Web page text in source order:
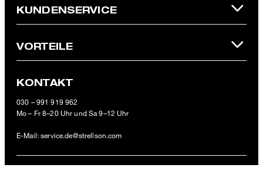
Schultertasche Northwood Marcus, khaki
79,95 €
inkl. MwSt
**Der 10 € Gutschein ist einmalig ab einem Mindestbestellwert von
100 € (Wert nach Abzug von Retouren/Warenrückgaben) im
KUNDENSERVICE
VORTEILE
KONTAKT
030 – 991 919 962
Mo – Fr 8–20 Uhr und Sa 9–12 Uhr
E-Mail:service.de@strellson.com